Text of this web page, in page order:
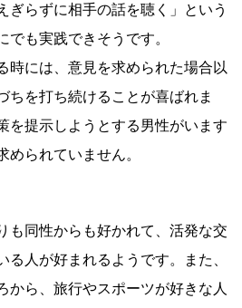
ぎらずに相手の話を聴く」という
も実践できそうです。
時には、意見を求められた場合以
ちを打ち続けることが喜ばれま
を提示しようとする男性がいます
られていません。
も同性からも好かれて、活発な交
人が好まれるようです。また、
から、旅行やスポーツが好きな人